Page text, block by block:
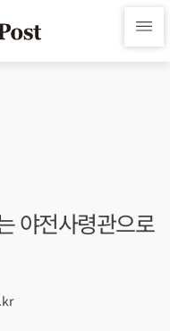
야전사령관으로